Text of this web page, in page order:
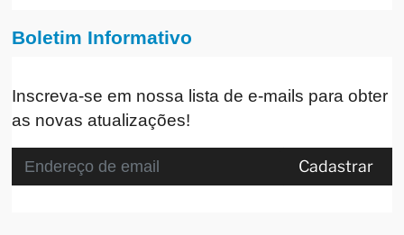
Boletim Informativo
Inscreva-se em nossa lista de e-mails para obter
as novas atualizações!
Cadastrar